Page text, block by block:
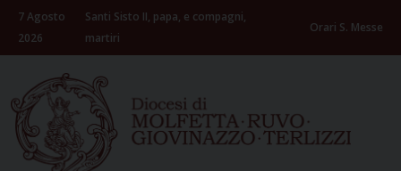
Skip
content
7 Agosto
2026
Santi Sisto II, papa, e compagni,
martiri
Orari S. Messe